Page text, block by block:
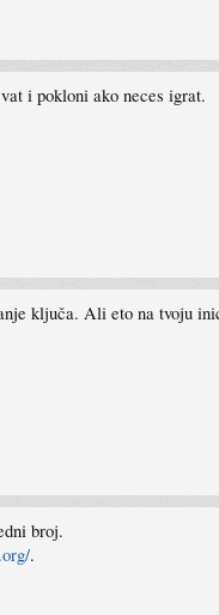
i pokloni ako neces igrat.
ključa. Ali eto na tvoju
broj.
.